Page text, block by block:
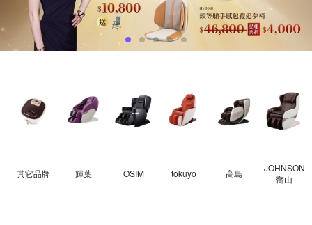
其它品牌 輝葉 OSIM tokuyo 高島
JOHNSON
喬山